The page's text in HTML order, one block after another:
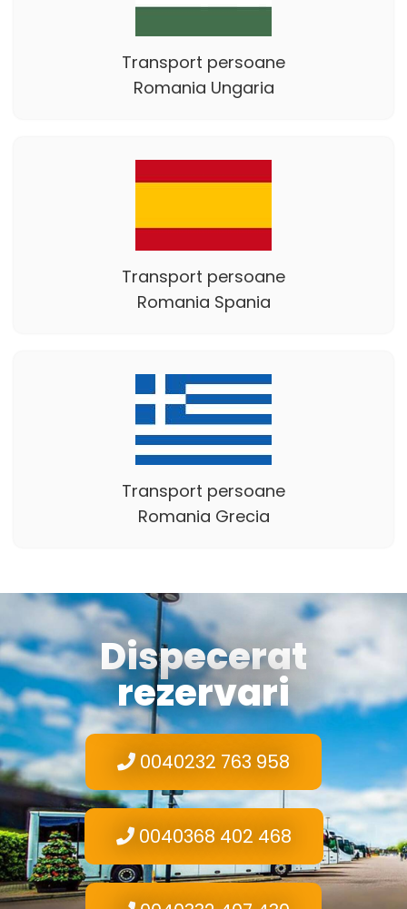
Transport persoane
Romania Ungaria
Transport persoane
Romania Spania
Transport persoane
Romania Grecia
Dispecerat
rezervari
0040232 763 958
0040368 402 468